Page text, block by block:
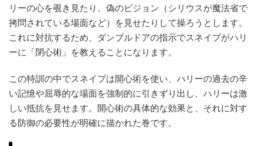
リーの心を覗き見たり、偽のビジョン（シリウスが魔法省で
拷問されている場面など）を見せたりして操ろうとします。
これに対抗するため、ダンブルドアの指示でスネイプがハリ
ーに「閉心術」を教えることになります。
この特訓の中でスネイプは開心術を使い、ハリーの過去の辛
い記憶や屈辱的な場面を強制的に引きずり出し、ハリーは激
しい抵抗を見せます。開心術の具体的な効果と、それに対す
る防御の必要性が明確に描かれた巻です。